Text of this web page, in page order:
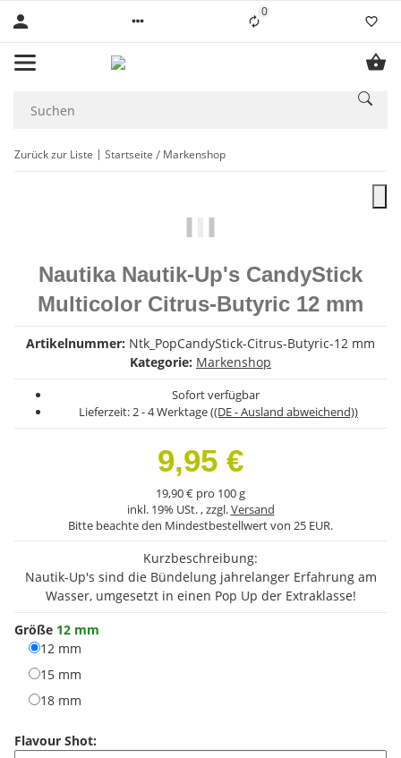
0Liste ist leer
Zurück zur Liste Startseite Markenshop
Nautika Nautik-Up's CandyStick
Multicolor Citrus-Butyric 12 mm
Artikelnummer: Ntk_PopCandyStick-Citrus-Butyric-12 mm
Kategorie: Markenshop
Sofort verfügbar
Lieferzeit:2 - 4 Werktage((DE - Ausland abweichend))
9,95 €
19,90 € pro 100 g
inkl. 19% USt. , zzgl.Versand
Bitte beachte den Mindestbestellwert von 25 EUR.
Kurzbeschreibung:
Nautik-Up's sind die Bündelung jahrelanger Erfahrung am
Wasser, umgesetzt in einen Pop Up der Extraklasse!
Größe 12 mm
12 mm
15 mm
18 mm
Flavour Shot: